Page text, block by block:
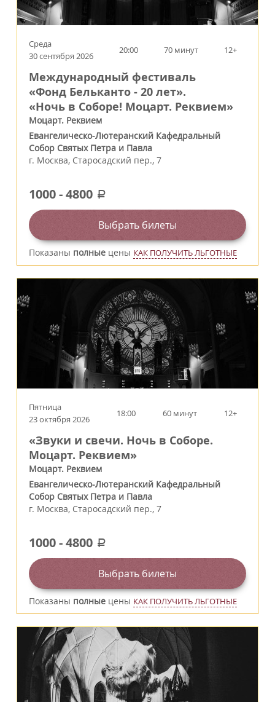
Среда
30 сентября 2026
20:00 70 минут 12+
Международный фестиваль
«Фонд Бельканто - 20 лет».
«Ночь в Соборе! Моцарт. Реквием»
Моцарт. Реквием
Евангелическо-Лютеранский Кафедральный
Собор Святых Петра и Павла
г. Москва, Старосадский пер., 7
1000-4800 a
Выбрать билеты
Показаны полные цены КАК ПОЛУЧИТЬ ЛЬГОТНЫЕ
Пятница
23 октября 2026
18:00 60 минут 12+
«Звуки и свечи. Ночь в Соборе.
Моцарт. Реквием»
Моцарт. Реквием
Евангелическо-Лютеранский Кафедральный
Собор Святых Петра и Павла
г. Москва, Старосадский пер., 7
1000-4800 a
Выбрать билеты
Показаны полные цены КАК ПОЛУЧИТЬ ЛЬГОТНЫЕ